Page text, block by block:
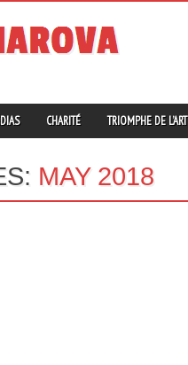
CHARITÉ TRIOMPHE DE L’ART
MAY 2018